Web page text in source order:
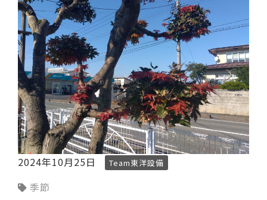
2024年10月25日 Team東洋設備
季節